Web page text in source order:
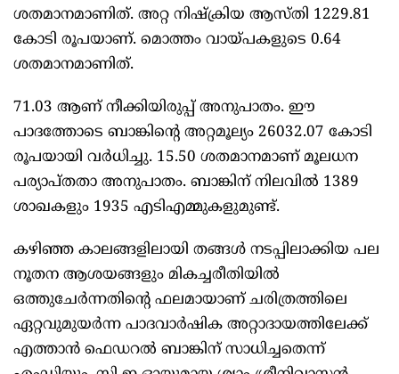
ശതമാനമാണിത്. അറ്റ നിഷ്‌ക്രിയ ആസ്തി 1229.81
കോടി രൂപയാണ്. മൊത്തം വായ്പകളുടെ 0.64
ശതമാനമാണിത്.
71.03 ആണ് നീക്കിയിരുപ്പ് അനുപാതം. ഈ
പാദത്തോടെ ബാങ്കിന്റെ അറ്റമൂല്യം 26032.07 കോടി
രൂപയായി വര്‍ധിച്ചു. 15.50 ശതമാനമാണ് മൂലധന
പര്യാപ്തതാ അനുപാതം. ബാങ്കിന് നിലവിൽ 1389
ശാഖകളും 1935 എടിഎമ്മുകളുമുണ്ട്.
കഴിഞ്ഞ കാലങ്ങളിലായി തങ്ങൾ നടപ്പിലാക്കിയ പല
നൂതന ആശയങ്ങളും മികച്ചരീതിയിൽ
ഒത്തുചേർന്നതിന്റെ ഫലമായാണ് ചരിത്രത്തിലെ
ഏറ്റവുമുയർന്ന പാദവാർഷിക അറ്റാദായത്തിലേക്ക്
എത്താൻ ഫെഡറൽ ബാങ്കിന് സാധിച്ചതെന്ന്